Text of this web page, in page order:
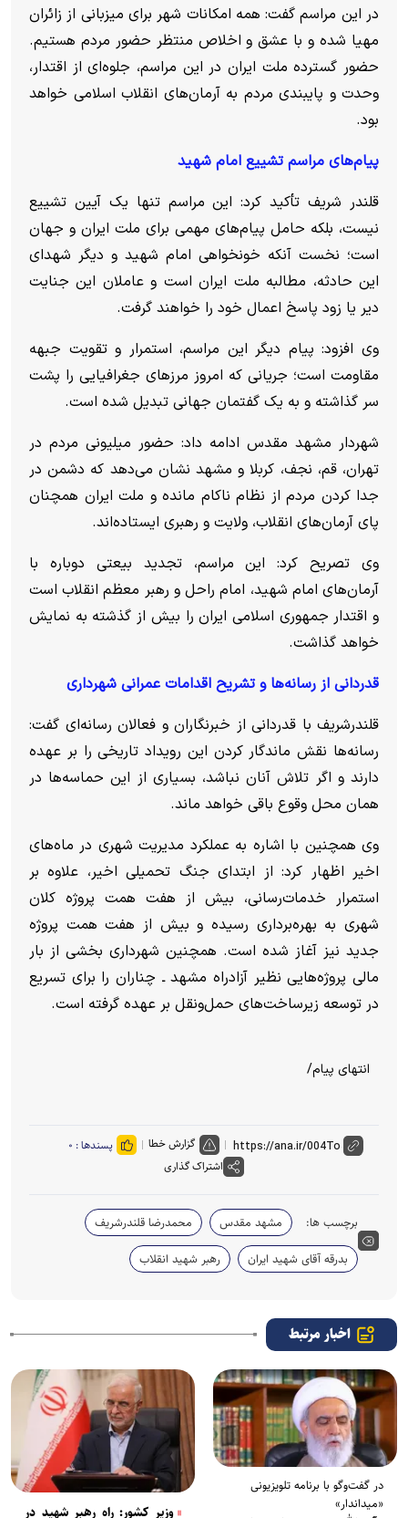
در این مراسم گفت: همه امکانات شهر برای میزبانی از زائران
مهیا شده و با عشق و اخلاص منتظر حضور مردم هستیم.
حضور گسترده ملت ایران در این مراسم، جلوه‌ای از اقتدار،
وحدت و پایبندی مردم به آرمان‌های انقلاب اسلامی خواهد
بود.
پیام‌های مراسم تشییع امام شهید
قلندر شریف تأکید کرد: این مراسم تنها یک آیین تشییع
نیست، بلکه حامل پیام‌های مهمی برای ملت ایران و جهان
است؛ نخست آنکه خونخواهی امام شهید و دیگر شهدای
این حادثه، مطالبه ملت ایران است و عاملان این جنایت
دیر یا زود پاسخ اعمال خود را خواهند گرفت.
وی افزود: پیام دیگر این مراسم، استمرار و تقویت جبهه
مقاومت است؛ جریانی که امروز مرز‌های جغرافیایی را پشت
سر گذاشته و به یک گفتمان جهانی تبدیل شده است.
شهردار مشهد مقدس ادامه داد: حضور میلیونی مردم در
تهران، قم، نجف، کربلا و مشهد نشان می‌دهد که دشمن در
جدا کردن مردم از نظام ناکام مانده و ملت ایران همچنان
پای آرمان‌های انقلاب، ولایت و رهبری ایستاده‌اند.
وی تصریح کرد: این مراسم، تجدید بیعتی دوباره با
آرمان‌های امام شهید، امام راحل و رهبر معظم انقلاب است
و اقتدار جمهوری اسلامی ایران را بیش از گذشته به نمایش
خواهد گذاشت.
قدردانی از رسانه‌ها و تشریح اقدامات عمرانی شهرداری
قلندرشریف با قدردانی از خبرنگاران و فعالان رسانه‌ای گفت:
رسانه‌ها نقش ماندگار کردن این رویداد تاریخی را بر عهده
دارند و اگر تلاش آنان نباشد، بسیاری از این حماسه‌ها در
همان محل وقوع باقی خواهد ماند.
وی همچنین با اشاره به عملکرد مدیریت شهری در ماه‌های
اخیر اظهار کرد: از ابتدای جنگ تحمیلی اخیر، علاوه بر
استمرار خدمات‌رسانی، بیش از هفت همت پروژه کلان
شهری به بهره‌برداری رسیده و بیش از هفت همت پروژه
جدید نیز آغاز شده است. همچنین شهرداری بخشی از بار
مالی پروژه‌هایی نظیر آزادراه مشهد ـ چناران را برای تسریع
در توسعه زیرساخت‌های حمل‌ونقل بر عهده گرفته است.
انتهای پیام/
گزارش خطا پسندها : ۰
اشتراک گذاری
برچسب ها: مشهد مقدس
محمدرضا قلندرشریف
بدرقه آقای شهید ایران
رهبر شهید انقلاب
اخبار مرتبط
در گفت‌و‌گو با برنامه تلویزیونی
«میداندار»
وزیر کشور: راه رهبر شهید در